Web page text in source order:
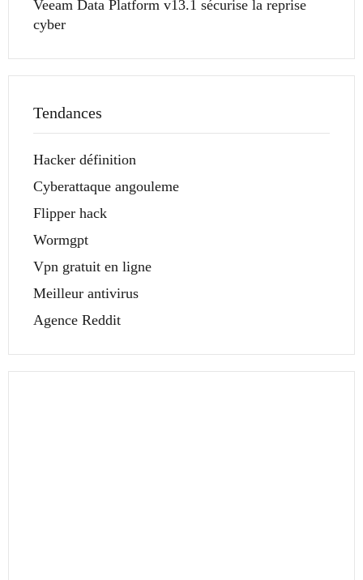
Veeam Data Platform v13.1 sécurise la reprise
cyber
Tendances
Hacker définition
Cyberattaque angouleme
Flipper hack
Wormgpt
Vpn gratuit en ligne
Meilleur antivirus
Agence Reddit